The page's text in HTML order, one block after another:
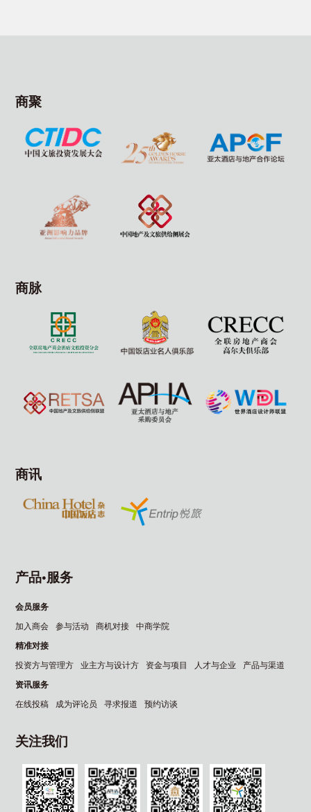
商聚
商脉
商讯
产品•服务
会员服务
加入商会 参与活动 商机对接 中商学院
精准对接
投资方与管理方 业主方与设计方 资金与项目 人才与企业 产品与渠道
资讯服务
在线投稿 成为评论员 寻求报道 预约访谈
关注我们